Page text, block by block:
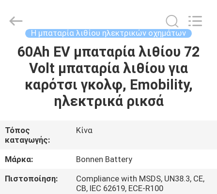
ΑΡΧΙΚΉ
ΣΕΛΊΔΑ
ΠΡΟΪΌΝΤΑ
ΣΧΕΤΙΚΆ
ΜΕ
ΕΜΆΣ
Technology
Reserved.
Η μπαταρία λιθίου ηλεκτρικών οχημάτων
60Ah EV μπαταρία λιθίου 72
Volt μπαταρία λιθίου για
καρότσι γκολφ, Emobility,
ηλεκτρικά ρικσά
Τόπος
καταγωγής:
Κίνα
Μάρκα:
Bonnen Battery
Πιστοποίηση:
Compliance with MSDS, UN38.3, CE,
CB, IEC 62619, ECE-R100